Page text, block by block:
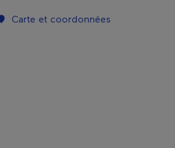
Carte et coordonnées